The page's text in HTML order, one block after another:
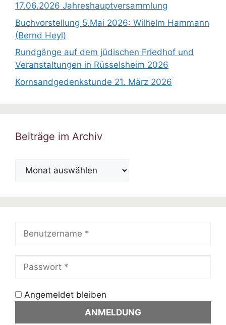
17.06.2026 Jahreshauptversammlung
Buchvorstellung 5.Mai 2026: Wilhelm Hammann
(Bernd Heyl)
Rundgänge auf dem jüdischen Friedhof und
Veranstaltungen in Rüsselsheim 2026
Kornsandgedenkstunde 21. März 2026
Beiträge im Archiv
Beiträge
Angemeldet bleiben